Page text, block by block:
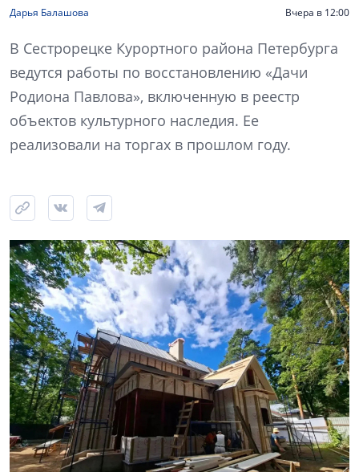
Дарья Балашова Вчера в 12:00
В Сестрорецке Курортного района Петербурга
ведутся работы по восстановлению «Дачи
Родиона Павлова», включенную в реестр
объектов культурного наследия. Ее
реализовали на торгах в прошлом году.